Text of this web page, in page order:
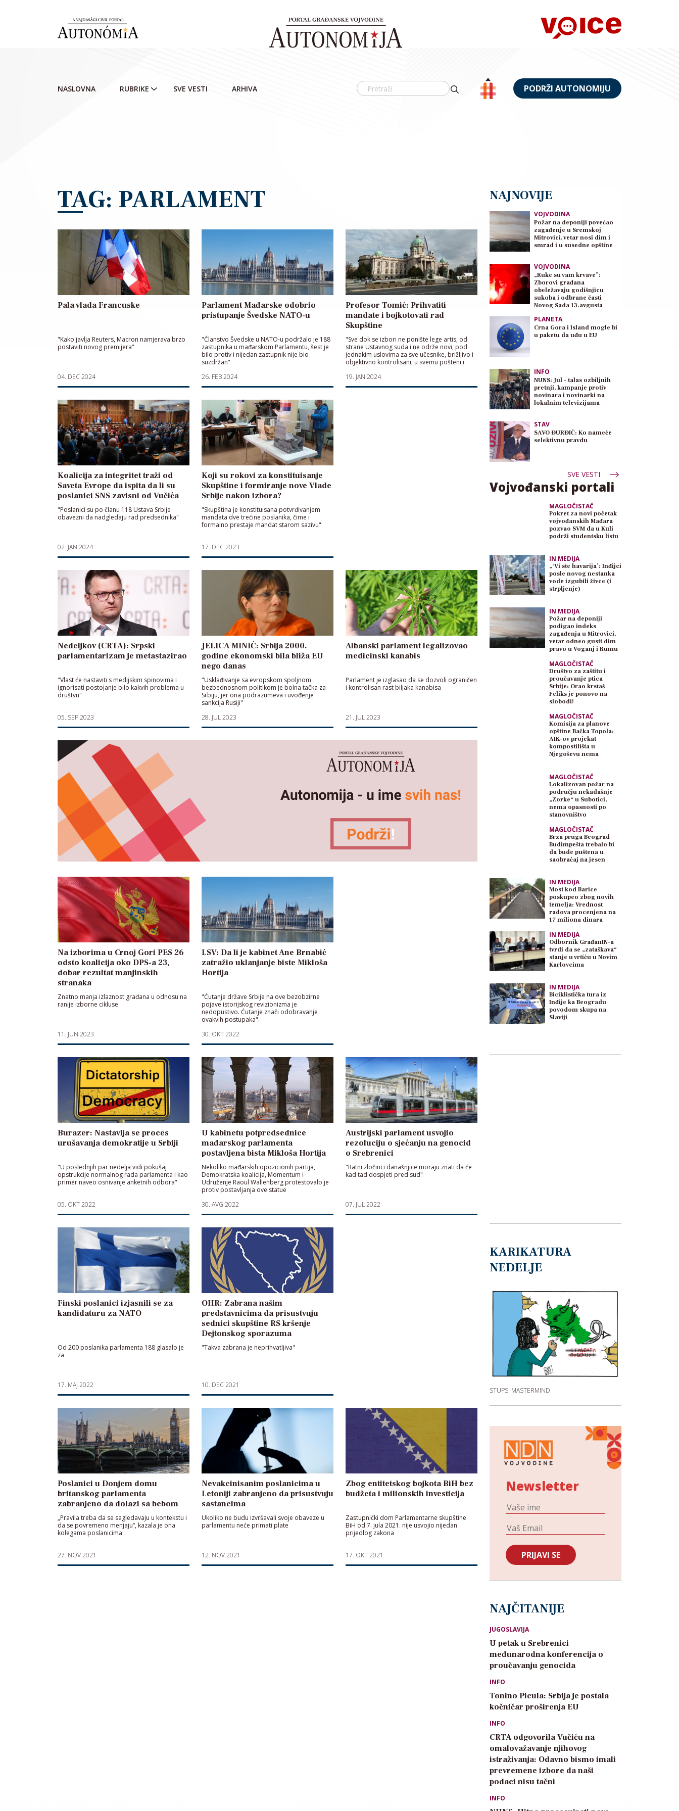
NASLOVNA RUBRIKE SVE VESTI ARHIVA PODRŽI AUTONOMIJU
TAG: PARLAMENT
Pala vlada Francuske
"Kako javlja Reuters, Macron namjerava brzo
postaviti novog premijera"
04. DEC 2024
Parlament Mađarske odobrio
pristupanje Švedske NATO-u
"Članstvo Švedske u NATO-u podržalo je 188
zastupnika u mađarskom Parlamentu, šest je
bilo protiv i nijedan zastupnik nije bio
suzdržan"
26. FEB 2024
Profesor Tomić: Prihvatiti
mandate i bojkotovati rad
Skupštine
"Sve dok se izbori ne ponište lege artis, od
strane Ustavnog suda i ne održe novi, pod
jednakim uslovima za sve učesnike, brižljivo i
objektivno kontrolisani, u svemu pošteni i
19. JAN 2024
Koalicija za integritet traži od
Saveta Evrope da ispita da li su
poslanici SNS zavisni od Vučića
"Poslanici su po članu 118 Ustava Srbije
obavezni da nadgledaju rad predsednika"
02. JAN 2024
Koji su rokovi za konstituisanje
Skupštine i formiranje nove Vlade
Srbije nakon izbora?
"Skupština je konstituisana potvrđivanjem
mandata dve trećine poslanika, čime i
formalno prestaje mandat starom sazivu"
17. DEC 2023
Nedeljkov (CRTA): Srpski
parlamentarizam je metastazirao
"Vlast će nastaviti s medijskim spinovima i
ignorisati postojanje bilo kakvih problema u
društvu"
05. SEP 2023
JELICA MINIĆ: Srbija 2000.
godine ekonomski bila bliža EU
nego danas
"Usklađivanje sa evropskom spoljnom
bezbednosnom politikom je bolna tačka za
Srbiju, jer ona podrazumeva i uvođenje
sankcija Rusiji"
28. JUL 2023
Albanski parlament legalizovao
medicinski kanabis
Parlament je izglasao da se dozvoli ograničen
i kontrolisan rast biljaka kanabisa
21. JUL 2023
Na izborima u Crnoj Gori PES 26
odsto koalicija oko DPS-a 23,
dobar rezultat manjinskih
stranaka
Znatno manja izlaznost građana u odnosu na
ranije izborne cikluse
11. JUN 2023
LSV: Da li je kabinet Ane Brnabić
zatražio uklanjanje biste Mikloša
Hortija
"Ćutanje države Srbije na ove bezobzirne
pojave istorijskog revizionizma je
nedopustivo. Ćutanje znači odobravanje
ovakvih postupaka".
30. OKT 2022
Burazer: Nastavlja se proces
urušavanja demokratije u Srbiji
"U poslednjih par nedelja vidi pokušaj
opstrukcije normalnog rada parlamenta i kao
primer naveo osnivanje anketnih odbora"
05. OKT 2022
U kabinetu potpredsednice
mađarskog parlamenta
postavljena bista Mikloša Hortija
Nekoliko mađarskih opozicionih partija,
Demokratska koalicija, Momentum i
Udruženje Raoul Wallenberg protestovalo je
protiv postavljanja ove statue
30. AVG 2022
Austrijski parlament usvojio
rezoluciju o sjećanju na genocid
o Srebrenici
"Ratni zločinci današnjice moraju znati da će
kad tad dospjeti pred sud"
07. JUL 2022
Finski poslanici izjasnili se za
kandidaturu za NATO
Od 200 poslanika parlamenta 188 glasalo je
za
17. MAJ 2022
OHR: Zabrana našim
predstavnicima da prisustvuju
sednici skupštine RS kršenje
Dejtonskog sporazuma
"Takva zabrana je neprihvatljiva"
10. DEC 2021
Poslanici u Donjem domu
britanskog parlamenta
zabranjeno da dolazi sa bebom
„Pravila treba da se sagledavaju u kontekstu i
da se povremeno menjaju“, kazala je ona
kolegama poslanicima
27. NOV 2021
Nevakcinisanim poslanicima u
Letoniji zabranjeno da prisustvuju
sastancima
Ukoliko ne budu izvršavali svoje obaveze u
parlamentu neće primati plate
12. NOV 2021
Zbog entitetskog bojkota BiH bez
budžeta i milionskih investicija
Zastupnički dom Parlamentarne skupštine
BiH od 7. jula 2021. nije usvojio nijedan
prijedlog zakona
17. OKT 2021
NAJNOVIJE
VOJVODINA
Požar na deponiji povećao
zagađenje u Sremskoj
Mitrovici, vetar nosi dim i
smrad i u susedne opštine
VOJVODINA
„Ruke su vam krvave”:
Zborovi građana
obeležavaju godišnjicu
sukoba i odbrane časti
Novog Sada 13.avgusta
PLANETA
Crna Gora i Island mogle bi
u paketu da uđu u EU
INFO
NUNS: Jul – talas ozbiljnih
pretnji, kampanje protiv
novinara i novinarki na
lokalnim televizijama
STAV
SAVO ĐURĐIĆ: Ko nameće
selektivnu pravdu
SVE VESTI
Vojvođanski portali
MAGLOČISTAČ
Pokret za novi početak
vojvođanskih Mađara
pozvao SVM da u Kuli
podrži studentsku listu
IN MEDIJA
„‘Vi ste havarija’: Inđijci
posle novog nestanka
vode izgubili živce (i
strpljenje)
IN MEDIJA
Požar na deponiji
podigao indeks
zagađenja u Mitrovici,
vetar odneo gusti dim
pravo u Voganj i Rumu
MAGLOČISTAČ
Društvo za zaštitu i
proučavanje ptica
Srbije: Orao krstaš
Feliks je ponovo na
slobodi!
MAGLOČISTAČ
Komisija za planove
opštine Bačka Topola:
AIK-ov projekat
kompostilišta u
Njegoševu nema
MAGLOČISTAČ
Lokalizovan požar na
području nekadašnje
„Zorke“ u Subotici,
nema opasnosti po
stanovništvo
MAGLOČISTAČ
Brza pruga Beograd–
Budimpešta trebalo bi
da bude puštena u
saobraćaj na jesen
IN MEDIJA
Most kod Barice
poskupeo zbog novih
temelja: Vrednost
radova procenjena na
17 miliona dinara
IN MEDIJA
Odbornik GrađanIN-a
tvrdi da se „zataškava“
stanje u vrtiću u Novim
Karlovcima
IN MEDIJA
Biciklistička tura iz
Inđije ka Beogradu
povodom skupa na
Slaviji
KARIKATURA
NEDELJE
STUPS: MASTERMIND
Newsletter
NAJČITANIJE
JUGOSLAVIJA
U petak u Srebrenici
međunarodna konferencija o
proučavanju genocida
INFO
Tonino Picula: Srbija je postala
kočničar proširenja EU
INFO
CRTA odgovorila Vučiću na
omalovažavanje njihovog
istraživanja: Odavno bismo imali
prevremene izbore da naši
podaci nisu tačni
INFO